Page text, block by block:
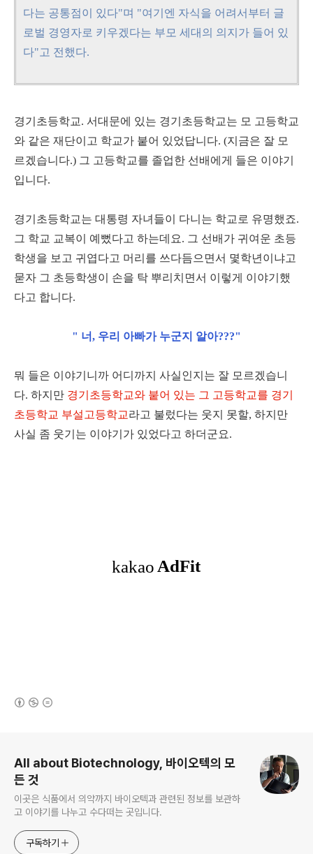
다는 공통점이 있다"며 "여기엔 자식을 어려서부터 글
로벌 경영자로 키우겠다는 부모 세대의 의지가 들어 있
다"고 전했다.
경기초등학교. 서대문에 있는 경기초등학교는 모 고등학교
와 같은 재단이고 학교가 붙어 있었답니다. (지금은 잘 모
르겠습니다.) 그 고등학교를 졸업한 선배에게 들은 이야기
입니다.
경기초등학교는 대통령 자녀들이 다니는 학교로 유명했죠.
그 학교 교복이 예뻤다고 하는데요. 그 선배가 귀여운 초등
학생을 보고 귀엽다고 머리를 쓰다듬으면서 몇학년이냐고
묻자 그 초등학생이 손을 탁 뿌리치면서 이렇게 이야기했
다고 합니다.
" 너, 우리 아빠가 누군지 알아???"
뭐 들은 이야기니까 어디까지 사실인지는 잘 모르겠습니
다. 하지만 경기초등학교와 붙어 있는 그 고등학교를 경기
초등학교 부설고등학교라고 불렀다는 웃지 못할, 하지만
사실 좀 웃기는 이야기가 있었다고 하더군요.
All about Biotechnology, 바이오텍의 모
든 것
이곳은 식품에서 의약까지 바이오텍과 관련된 정보를 보관하
고 이야기를 나누고 수다떠는 곳입니다.
구독하기